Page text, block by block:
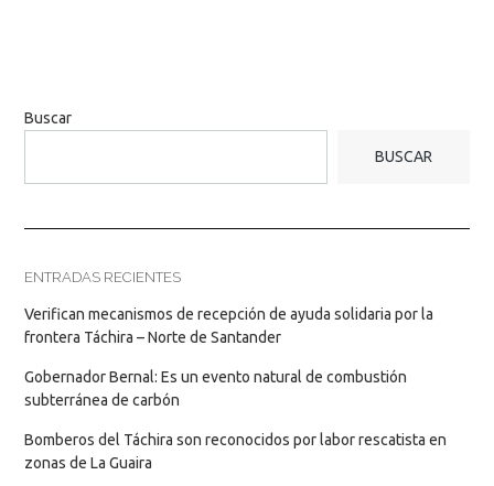
Buscar
BUSCAR
ENTRADAS RECIENTES
Verifican mecanismos de recepción de ayuda solidaria por la
frontera Táchira – Norte de Santander
Gobernador Bernal: Es un evento natural de combustión
subterránea de carbón
Bomberos del Táchira son reconocidos por labor rescatista en
zonas de La Guaira